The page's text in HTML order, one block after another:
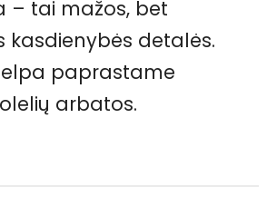
– tai mažos, bet
kasdienybės detalės.
paprastame
arbatos.